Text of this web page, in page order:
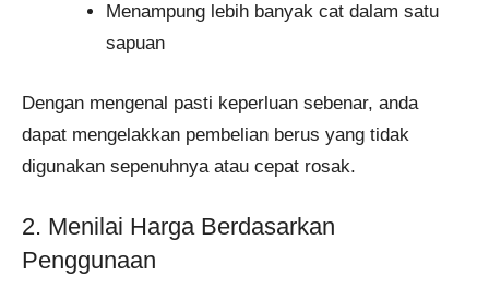
Menampung lebih banyak cat dalam satu
sapuan
Dengan mengenal pasti keperluan sebenar, anda
dapat mengelakkan pembelian berus yang tidak
digunakan sepenuhnya atau cepat rosak.
2. Menilai Harga Berdasarkan
Penggunaan